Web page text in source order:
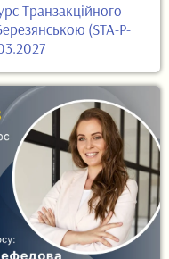
Транзакційного
(STA-P-